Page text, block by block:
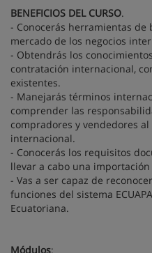
BENEFICIOS DEL CURSO.
- Conocerás herramientas
mercado de los negocios
- Obtendrás los
contratación internacional,
existentes.
- Manejarás términos
comprender las
compradores y vendedores
internacional.
- Conocerás los requisitos
llevar a cabo una
- Vas a ser capaz de
funciones del sistema
Ecuatoriana.
Módulos: